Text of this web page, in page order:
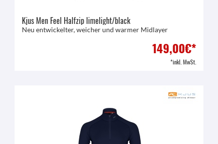
Kjus Men Feel Halfzip limelight/black
Neu entwickelter, weicher und warmer Midlayer
149,00€*
*inkl. MwSt.